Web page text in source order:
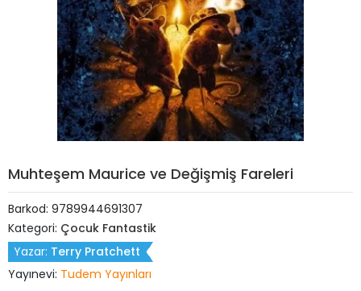
Muhteşem Maurice ve Değişmiş Fareleri
Barkod: 9789944691307
Kategori: Çocuk Fantastik
Yazar: Terry Pratchett
Yayınevi: Tudem Yayınları